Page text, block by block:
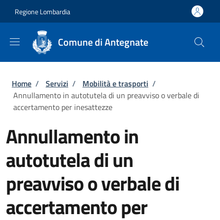
Regione Lombardia
Comune di Antegnate
Briciole di pane
Home / Servizi / Mobilità e trasporti /
Annullamento in autotutela di un preavviso o verbale di
accertamento per inesattezze
Annullamento in
autotutela di un
preavviso o verbale di
accertamento per